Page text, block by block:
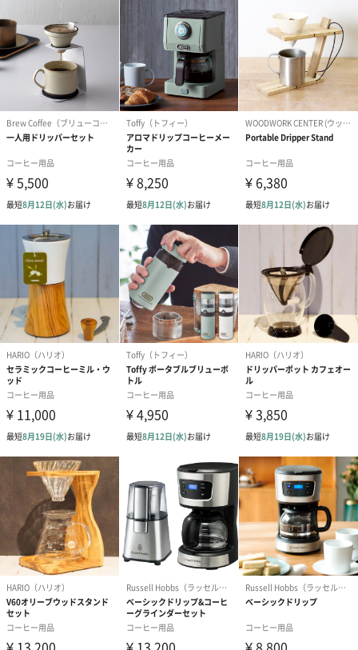
ダンボール装飾（ひま
わり）（720円）
ダンボール装飾（チュ
ーリップ）（720円）
ダンボール装
イトピンク×
ト）（580円）
紙袋
お渡し用の紙袋です。
商品に合わせたサイズをお届けします。
あり（280円）
メッセージカード（通常・写真・グリーティング）
誕生日や結婚祝い・出産祝いなど、様々なシーンのメッセージカ
ードを同梱します。
メッセージカードや封筒のデザインは一部変更する場合がありま
す。